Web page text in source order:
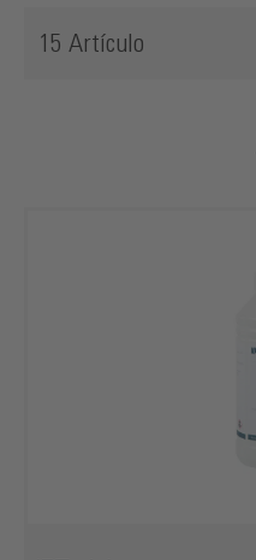
15 Artículo